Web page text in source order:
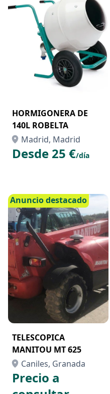
HORMIGONERA DE
140L ROBELTA
Madrid, Madrid
Desde 25 €/día
Anuncio destacado
TELESCOPICA
MANITOU MT 625
Caniles, Granada
Precio a